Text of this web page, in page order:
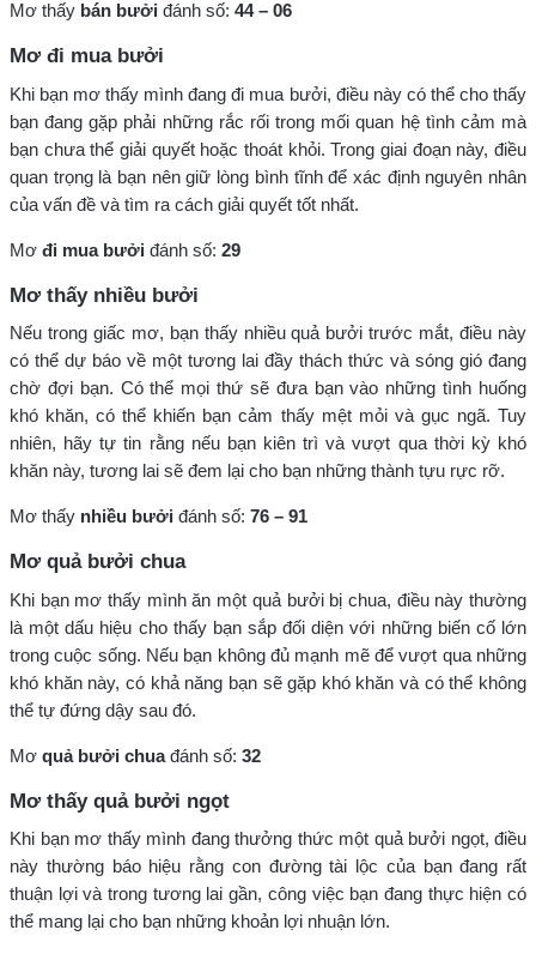
Mơ thấy bán bưởi đánh số: 44 – 06
Mơ đi mua bưởi
Khi bạn mơ thấy mình đang đi mua bưởi, điều này có thể cho thấy
bạn đang gặp phải những rắc rối trong mối quan hệ tình cảm mà
bạn chưa thể giải quyết hoặc thoát khỏi. Trong giai đoạn này, điều
quan trọng là bạn nên giữ lòng bình tĩnh để xác định nguyên nhân
của vấn đề và tìm ra cách giải quyết tốt nhất.
Mơ đi mua bưởi đánh số: 29
Mơ thấy nhiều bưởi
Nếu trong giấc mơ, bạn thấy nhiều quả bưởi trước mắt, điều này
có thể dự báo về một tương lai đầy thách thức và sóng gió đang
chờ đợi bạn. Có thể mọi thứ sẽ đưa bạn vào những tình huống
khó khăn, có thể khiến bạn cảm thấy mệt mỏi và gục ngã. Tuy
nhiên, hãy tự tin rằng nếu bạn kiên trì và vượt qua thời kỳ khó
khăn này, tương lai sẽ đem lại cho bạn những thành tựu rực rỡ.
Mơ thấy nhiều bưởi đánh số: 76 – 91
Mơ quả bưởi chua
Khi bạn mơ thấy mình ăn một quả bưởi bị chua, điều này thường
là một dấu hiệu cho thấy bạn sắp đối diện với những biến cố lớn
trong cuộc sống. Nếu bạn không đủ mạnh mẽ để vượt qua những
khó khăn này, có khả năng bạn sẽ gặp khó khăn và có thể không
thể tự đứng dậy sau đó.
Mơ quả bưởi chuađánh số: 32
Mơ thấy quả bưởi ngọt
Khi bạn mơ thấy mình đang thưởng thức một quả bưởi ngọt, điều
này thường báo hiệu rằng con đường tài lộc của bạn đang rất
thuận lợi và trong tương lai gần, công việc bạn đang thực hiện có
thể mang lại cho bạn những khoản lợi nhuận lớn.